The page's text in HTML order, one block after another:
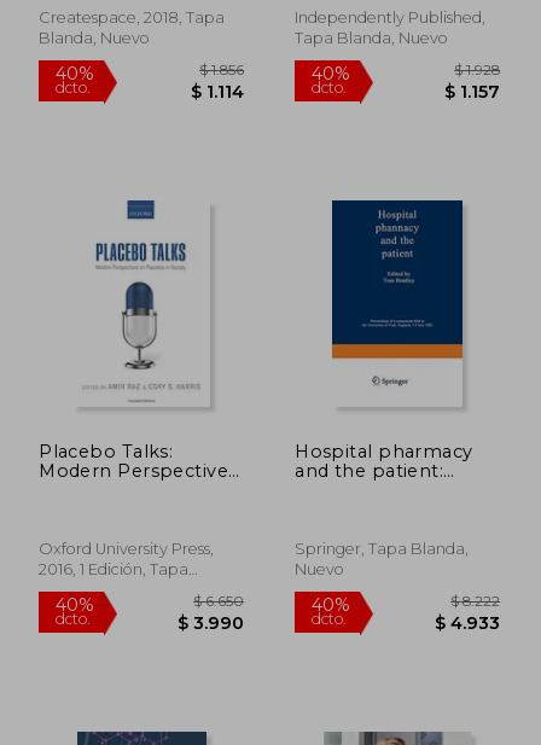
Cancer Coloring
Book for Adults to
(Motivational
Coloring Activity
Createspace, 2018, Tapa
Blanda, Nuevo
Independently Published,
Tapa Blanda, Nuevo
Placebo Talks:
Modern Perspectives
Oxford University Press,
2016, 1 Edición, Tapa
Blanda, Nuevo
Hospital pharmacy
and the patient:
England, 7-9 July
1982
Springer, Tapa Blanda,
Nuevo